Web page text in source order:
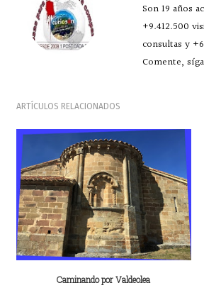
Son 19 años
+9.412.500
consultas y
Comente,
ARTÍCULOS RELACIONADOS
Caminando por Valdeolea